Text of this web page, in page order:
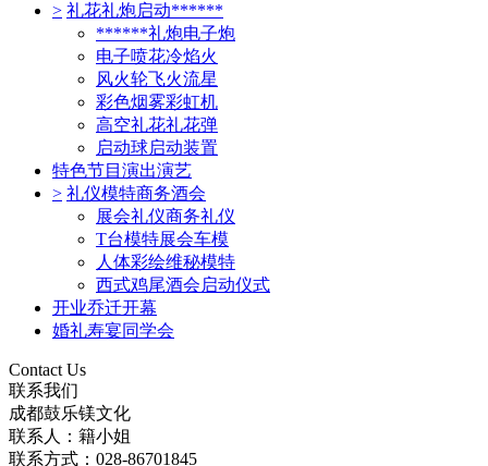
> 礼花礼炮启动******
******礼炮电子炮
电子喷花冷焰火
风火轮飞火流星
彩色烟雾彩虹机
高空礼花礼花弹
启动球启动装置
特色节目演出演艺
> 礼仪模特商务酒会
展会礼仪商务礼仪
T台模特展会车模
人体彩绘维秘模特
西式鸡尾酒会启动仪式
开业乔迁开幕
婚礼寿宴同学会
Contact Us
联系我们
成都鼓乐镁文化
联系人：籍小姐
联系方式：028-86701845